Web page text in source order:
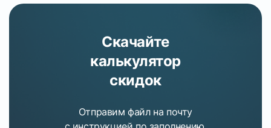
Скачайте
калькулятор
скидок
Отправим файл на почту